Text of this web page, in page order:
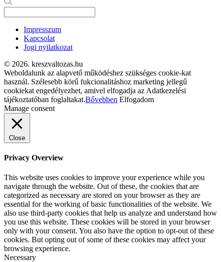
Impresszum
Kapcsolat
Jogi nyilatkozat
© 2026. kreszvaltozas.hu
Weboldalunk az alapvető működéshez szükséges cookie-kat
használ. Szélesebb körű fukcionalitáshoz marketing jellegű
cookiekat engedélyezhet, amivel elfogadja az Adatkezelési
tájékoztatóban foglaltakat.Bővebben Elfogadom
Manage consent
Close
Privacy Overview
This website uses cookies to improve your experience while you
navigate through the website. Out of these, the cookies that are
categorized as necessary are stored on your browser as they are
essential for the working of basic functionalities of the website. We
also use third-party cookies that help us analyze and understand how
you use this website. These cookies will be stored in your browser
only with your consent. You also have the option to opt-out of these
cookies. But opting out of some of these cookies may affect your
browsing experience.
Necessary